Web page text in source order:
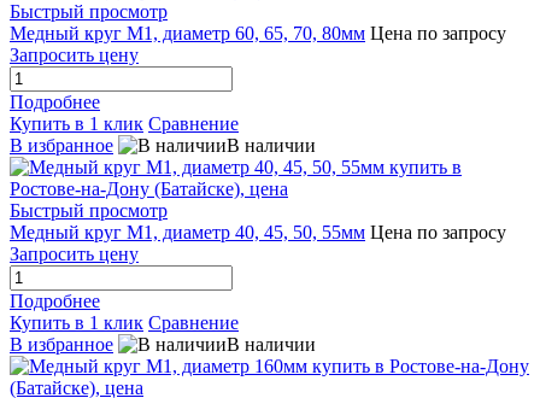
Быстрый просмотр
Медный круг М1, диаметр 60, 65, 70, 80мм Цена по запросу
Запросить цену
Подробнее
Купить в 1 клик Сравнение
В избранное
В наличии
Быстрый просмотр
Медный круг М1, диаметр 40, 45, 50, 55мм Цена по запросу
Запросить цену
Подробнее
Купить в 1 клик Сравнение
В избранное
В наличии